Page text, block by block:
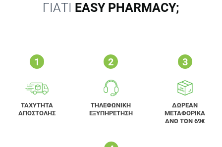
ΓΙΑΤΙ EASY PHARMACY;
ΤΑΧΥΤΗΤΑ
ΑΠΟΣΤΟΛΗΣ
ΤΗΛΕΦΩΝΙΚΗ
ΕΞΥΠΗΡΕΤΗΣΗ
ΔΩΡΕΑΝ
ΜΕΤΑΦΟΡΙΚΑ
ΑΝΩ ΤΩΝ 69€